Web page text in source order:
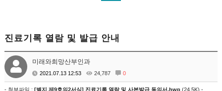
진료기록 열람 및 발급 안내
미래와희망산부인과
2021.07.13 12:53 24,787 0
- 첨부파일 :[별지 제9호의2서식] 진료기록 열람 및 사본발급 동의서.hwp (24.5K) -